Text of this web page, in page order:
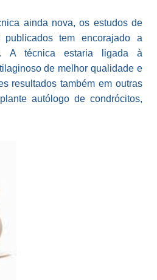
ainda nova, os estudos de
publicados tem encorajado a
A técnica estaria ligada à
de melhor qualidade e
resultados também em outras
autólogo de condrócitos,